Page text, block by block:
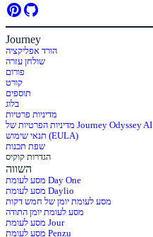
Journey
הורד אפליקציה
שולחן עזרה
פורום
קורט
תוספים
בלוג
מדיניות פרטיות
מדיניות הפרטיות של Journey Odyssey AI
תנאי שימוש (EULA)
שפת תכנות
הגדרות קוקיס
השווה
מסע לעומת Day One
מסע לעומת Daylio
מסע לעומת יומן של חמש דקות
מסע לעומת יומן התודה
מסע לעומת Jour
מסע לעומת Penzu